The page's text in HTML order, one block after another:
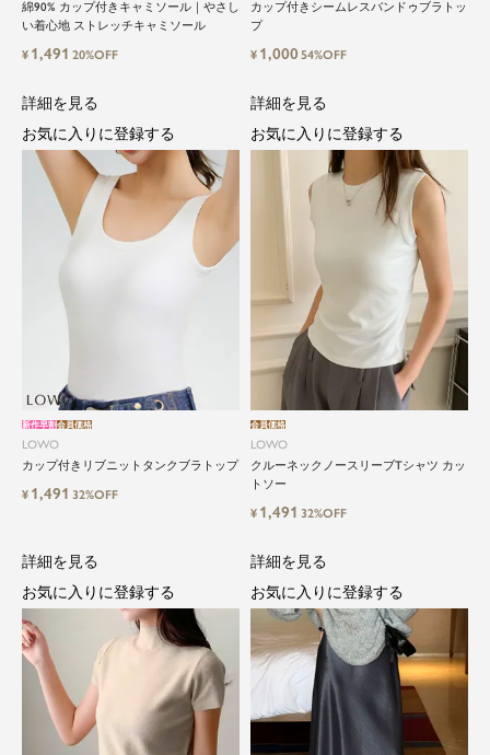
綿90% カップ付きキャミソール｜やさし
い着心地 ストレッチキャミソール
¥ 1,491 20%OFF
カップ付きシームレスバンドゥブラトッ
プ
¥ 1,00054%OFF
LOWO
カップ付きリブニットタンクブラトップ
新作早割会員価格
¥ 1,491 32%OFF
詳細を見る
お気に入りに登録する
LOWO
クルーネックノースリーブTシャツ カッ
トソー
会員価格
¥ 1,491 32%OFF
詳細を見る
お気に入りに登録する
詳細を見る
お気に入りに登録する
詳細を見る
お気に入りに登録する